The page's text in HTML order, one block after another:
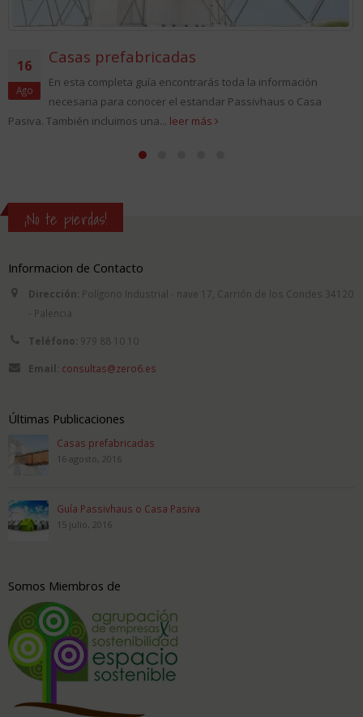
16
Ago
Casas prefabricadas
En esta completa guía encontrarás toda la información
necesaria para conocer el estandar Passivhaus o Casa
Pasiva. También incluimos una... leer más
¡No te pierdas!
Informacion de Contacto
Dirección: Polígono Industrial - nave 17, Carrión de los Condes 34120
- Palencia
Teléfono: 979 88 10 10
Email: consultas@zero6.es
Últimas Publicaciones
Casas prefabricadas
16 agosto, 2016
Guía Passivhaus o Casa Pasiva
15 julio, 2016
Somos Miembros de